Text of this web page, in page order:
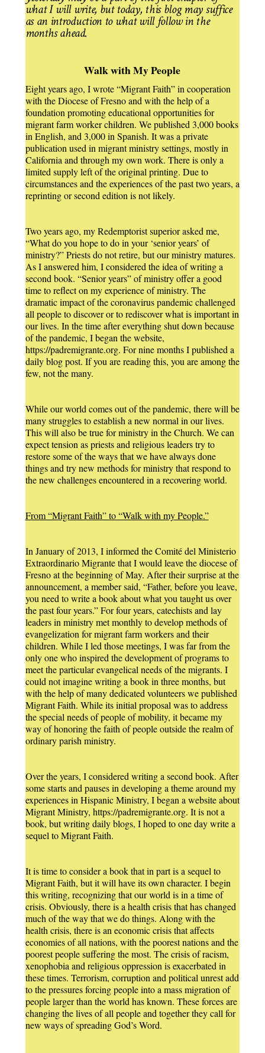
what I will write, but today, this blog may suffice
as an introduction to what will follow in the
months ahead.
Walk with My People
Eight years ago, I wrote “Migrant Faith” in cooperation
with the Diocese of Fresno and with the help of a
foundation promoting educational opportunities for
migrant farm worker children. We published 3,000 books
in English, and 3,000 in Spanish. It was a private
publication used in migrant ministry settings, mostly in
California and through my own work. There is only a
limited supply left of the original printing. Due to
circumstances and the experiences of the past two years, a
reprinting or second edition is not likely.
Two years ago, my Redemptorist superior asked me,
“What do you hope to do in your ‘senior years’ of
ministry?” Priests do not retire, but our ministry matures.
As I answered him, I considered the idea of writing a
second book. “Senior years” of ministry offer a good
time to reflect on my experience of ministry. The
dramatic impact of the coronavirus pandemic challenged
all people to discover or to rediscover what is important in
our lives. In the time after everything shut down because
of the pandemic, I began the website,
https://padremigrante.org. For nine months I published a
daily blog post. If you are reading this, you are among the
few, not the many.
While our world comes out of the pandemic, there will be
many struggles to establish a new normal in our lives.
This will also be true for ministry in the Church. We can
expect tension as priests and religious leaders try to
restore some of the ways that we have always done
things and try new methods for ministry that respond to
the new challenges encountered in a recovering world.
From “Migrant Faith” to “Walk with my People.”
In January of 2013, I informed the Comité del Ministerio
Extraordinario Migrante that I would leave the diocese of
Fresno at the beginning of May. After their surprise at the
announcement, a member said, “Father, before you leave,
you need to write a book about what you taught us over
the past four years.” For four years, catechists and lay
leaders in ministry met monthly to develop methods of
evangelization for migrant farm workers and their
children. While I led those meetings, I was far from the
only one who inspired the development of programs to
meet the particular evangelical needs of the migrants. I
could not imagine writing a book in three months, but
with the help of many dedicated volunteers we published
Migrant Faith. While its initial proposal was to address
the special needs of people of mobility, it became my
way of honoring the faith of people outside the realm of
ordinary parish ministry.
Over the years, I considered writing a second book. After
some starts and pauses in developing a theme around my
experiences in Hispanic Ministry, I began a website about
Migrant Ministry, https://padremigrante.org. It is not a
book, but writing daily blogs, I hoped to one day write a
sequel to Migrant Faith.
It is time to consider a book that in part is a sequel to
Migrant Faith, but it will have its own character. I begin
this writing, recognizing that our world is in a time of
crisis. Obviously, there is a health crisis that has changed
much of the way that we do things. Along with the
health crisis, there is an economic crisis that affects
economies of all nations, with the poorest nations and the
poorest people suffering the most. The crisis of racism,
xenophobia and religious oppression is exacerbated in
these times. Terrorism, corruption and political unrest add
to the pressures forcing people into a mass migration of
people larger than the world has known. These forces are
changing the lives of all people and together they call for
new ways of spreading God’s Word.